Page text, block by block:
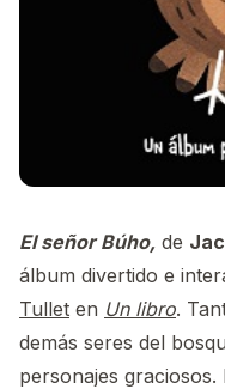
El señor Búho, de
álbum divertido e
Tullet en Un libro.
demás seres del
personajes